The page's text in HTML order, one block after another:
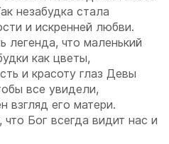
незабудка стала
и искренней любви.
легенда, что маленький
как цветы,
и красоту глаз Девы
все увидели,
взгляд его матери.
Бог всегда видит нас и